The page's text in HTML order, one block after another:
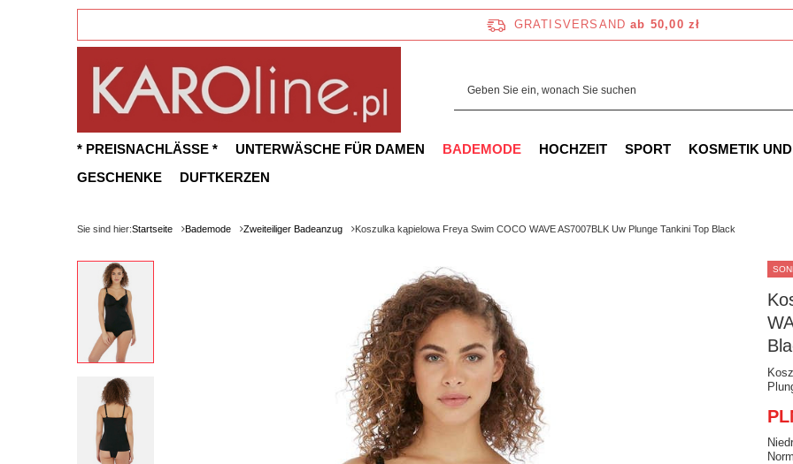
GRATISVERSAND ab 50,00 zł
* PREISNACHLÄSSE * UNTERWÄSCHE FÜR DAMEN BADEMODE HOCHZEIT SPORT
KOSMETIK
GESCHENKE
DUFTKERZEN
Sie sind hier:Startseite Bademode Zweiteiliger Badeanzug Koszulka kąpielowa Freya Swim COCO WAVE AS7007BLK Uw Plunge Tankini Top Black